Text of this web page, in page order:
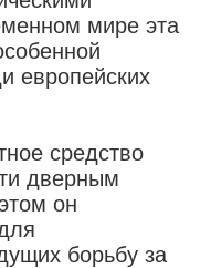
мире эта
европейских
средство
дверным
он
борьбу за